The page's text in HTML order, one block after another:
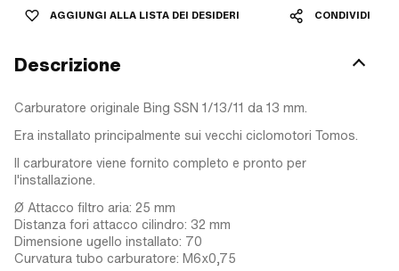
AGGIUNGI ALLA LISTA DEI DESIDERI CONDIVIDI
Descrizione
Carburatore originale Bing SSN 1/13/11 da 13 mm.
Era installato principalmente sui vecchi ciclomotori Tomos.
Il carburatore viene fornito completo e pronto per
l'installazione.
Ø Attacco filtro aria: 25 mm
Distanza fori attacco cilindro: 32 mm
Dimensione ugello installato: 70
Curvatura tubo carburatore: M6x0,75